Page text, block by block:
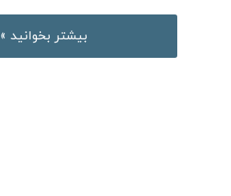
داستان
کوتاه
بیشتر بخوانید »